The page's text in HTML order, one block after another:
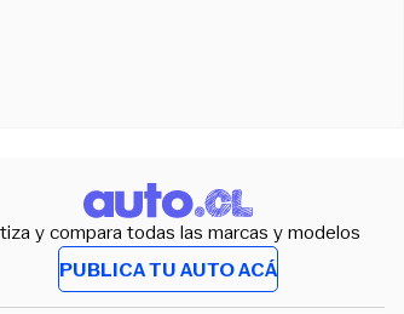
y compara todas las marcas y modelos
PUBLICA TU AUTO ACÁ